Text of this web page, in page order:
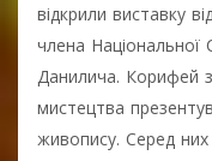
відкрили виставку
члена Національної
Данилича. Корифей
мистецтва
живопису. Серед